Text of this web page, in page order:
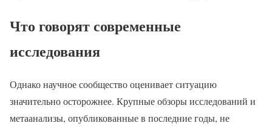
Что говорят современные
исследования
Однако научное сообщество оценивает ситуацию
значительно осторожнее. Крупные обзоры исследований и
метаанализы, опубликованные в последние годы, не